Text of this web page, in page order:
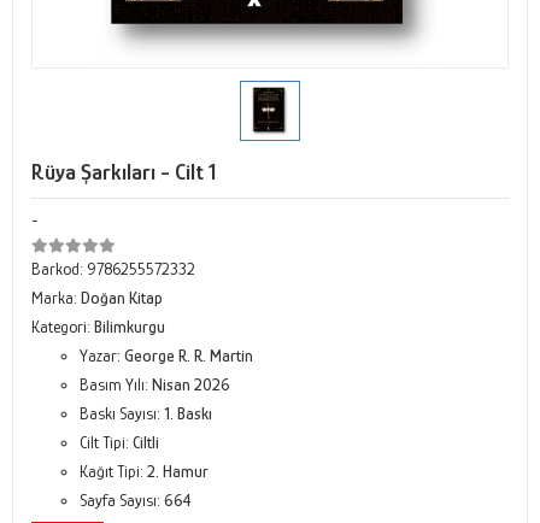
Rüya Şarkıları - Cilt 1
-
Barkod: 9786255572332
Marka: Doğan Kitap
Kategori: Bilimkurgu
Yazar: George R. R. Martin
Basım Yılı: Nisan 2026
Baskı Sayısı: 1. Baskı
Cilt Tipi: Ciltli
Kağıt Tipi: 2. Hamur
Sayfa Sayısı: 664